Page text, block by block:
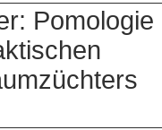
Pomologie